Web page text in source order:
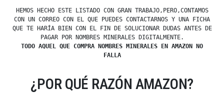
HEMOS HECHO ESTE LISTADO CON GRAN TRABAJO,PERO,CONTAMOS
CON UN CORREO CON EL QUE PUEDES CONTACTARNOS Y UNA FICHA
QUE TE HARÍA BIEN CON EL FIN DE SOLUCIONAR DUDAS ANTES DE
PAGAR POR NOMBRES MINERALES DIGITALMENTE.
TODO AQUEL QUE COMPRA NOMBRES MINERALES EN AMAZON NO
FALLA
¿POR QUÉ RAZÓN AMAZON?